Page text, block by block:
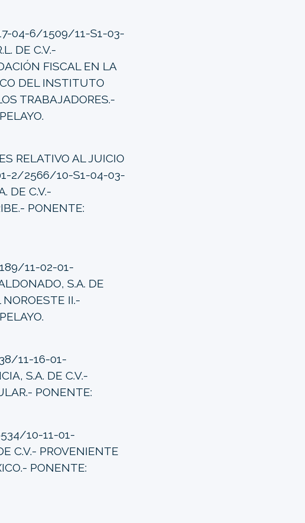
04-6/1509/11-S1-03-
DE C.V.-
FISCAL EN LA
DEL INSTITUTO
TRABAJADORES.-
RELATIVO AL JUICIO
2/2566/10-S1-04-03-
DE C.V.-
PONENTE:
11-02-01-
S.A. DE
II.-
11-16-01-
S.A. DE C.V.-
PONENTE:
10-11-01-
C.V.- PROVENIENTE
PONENTE: